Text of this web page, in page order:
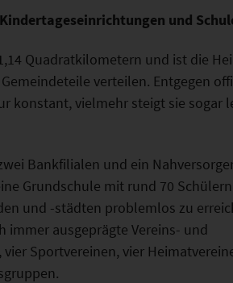
und
Quadratkilometern und ist die
verteilen. Entgegen
konstant, vielmehr steigt sie sogar
Bankfilialen und ein
Grundschule mit rund 70
und -städten problemlos zu
immer ausgeprägte Vereins- und
Sportvereinen, vier